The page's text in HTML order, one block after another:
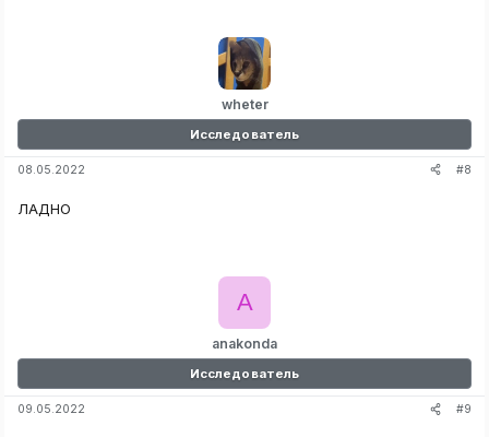
wheter
Исследователь
08.05.2022 #8
ЛАДНО
anakonda
A
Исследователь
09.05.2022 #9